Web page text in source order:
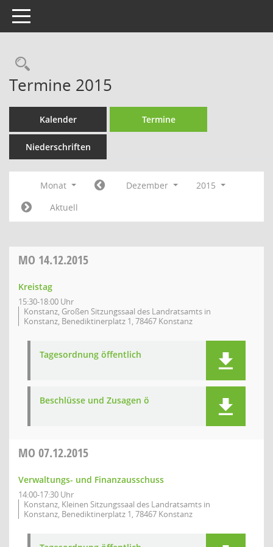
Toggle navigation
Termine 2015
Kalender Termine
Niederschriften
Monat Dezember
2015
Aktuell
MO 14.12.2015
Kreistag
15:30-18:00 Uhr
Konstanz, Großen Sitzungssaal des Landratsamts in
Konstanz, Benediktinerplatz 1, 78467 Konstanz
Tagesordnung öffentlich
Beschlüsse und Zusagen ö
MO 07.12.2015
Verwaltungs- und Finanzausschuss
14:00-17:30 Uhr
Konstanz, Kleinen Sitzungssaal des Landratsamts in
Konstanz, Benediktinerplatz 1, 78467 Konstanz